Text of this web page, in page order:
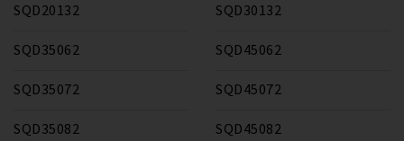
SQD20132 SQD30132
SQD35062
SQD35072
SQD35082
SQD45062
SQD45072
SQD45082